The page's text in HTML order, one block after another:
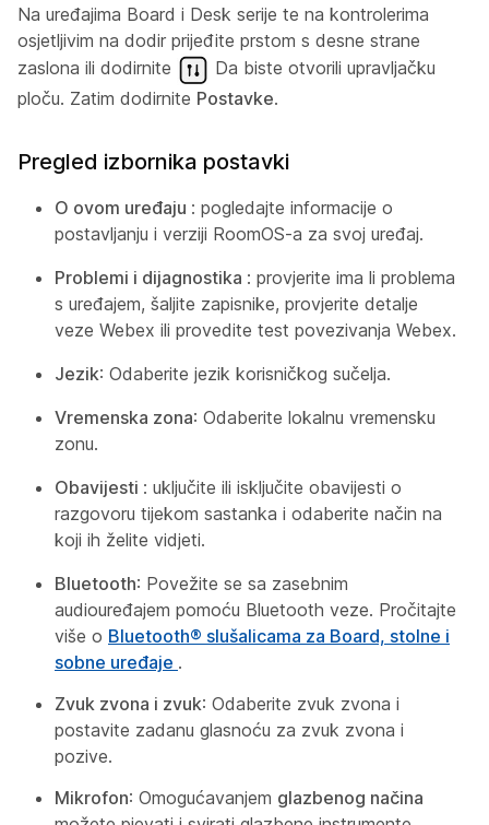
Na uređajima Board i Desk serije te na kontrolerima
osjetljivim na dodir prijeđite prstom s desne strane
zaslona ili dodirnite
Da biste otvorili upravljačku
ploču. Zatim dodirnite Postavke.
Pregled izbornika postavki
O ovom uređaju : pogledajte informacije o
postavljanju i verziji RoomOS-a za svoj uređaj.
Problemi i dijagnostika : provjerite ima li problema
s uređajem, šaljite zapisnike, provjerite detalje
veze Webex ili provedite test povezivanja Webex.
Jezik: Odaberite jezik korisničkog sučelja.
Vremenska zona: Odaberite lokalnu vremensku
zonu.
Obavijesti : uključite ili isključite obavijesti o
razgovoru tijekom sastanka i odaberite način na
koji ih želite vidjeti.
Bluetooth: Povežite se sa zasebnim
audiouređajem pomoću Bluetooth veze. Pročitajte
više o Bluetooth® slušalicama za Board, stolne i
sobne uređaje .
Zvuk zvona i zvuk: Odaberite zvuk zvona i
postavite zadanu glasnoću za zvuk zvona i
pozive.
Mikrofon: Omogućavanjem glazbenog načina